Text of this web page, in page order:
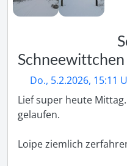
Schneewittchen
Do., 5.2.2026, 15:11
Lief super heute
gelaufen.
Loipe ziemlich